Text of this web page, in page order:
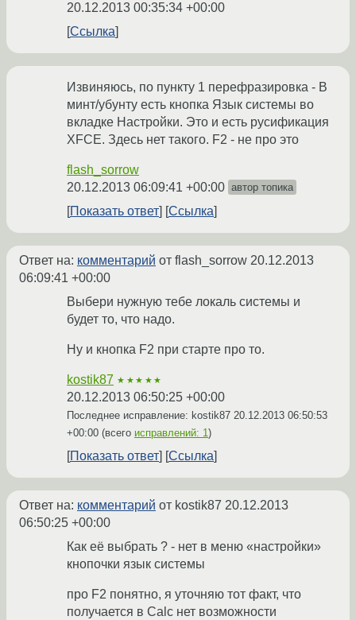
20.12.2013 00:35:34 +00:00
Ссылка
Извиняюсь, по пункту 1 перефразировка - В
минт/убунту есть кнопка Язык системы во
вкладке Настройки. Это и есть русификация
XFCE. Здесь нет такого. F2 - не про это
flash_sorrow
20.12.2013 06:09:41 +00:00 автор топика
Показать ответ Ссылка
Ответ на: комментарий от flash_sorrow 20.12.2013
06:09:41 +00:00
Выбери нужную тебе локаль системы и
будет то, что надо.
Ну и кнопка F2 при старте про то.
kostik87 ★★★★★
20.12.2013 06:50:25 +00:00
Последнее исправление: kostik87 20.12.2013 06:50:53
+00:00 (всего исправлений: 1)
Показать ответ Ссылка
Ответ на: комментарий от kostik87 20.12.2013
06:50:25 +00:00
Как её выбрать ? - нет в меню «настройки»
кнопочки язык системы
про F2 понятно, я уточняю тот факт, что
получается в Calc нет возможности